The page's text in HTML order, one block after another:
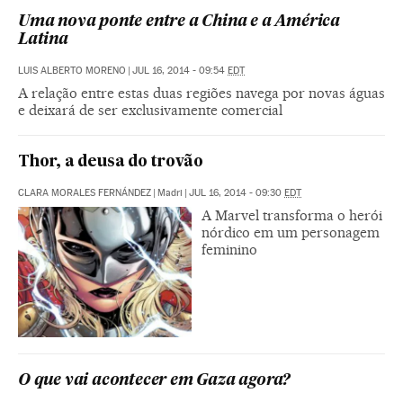
Uma nova ponte entre a China e a América
Latina
LUIS ALBERTO MORENO | JUL 16, 2014 - 09:54 EDT
A relação entre estas duas regiões navega por novas águas
e deixará de ser exclusivamente comercial
Thor, a deusa do trovão
CLARA MORALES FERNÁNDEZ | Madri | JUL 16, 2014 - 09:30 EDT
A Marvel transforma o herói
nórdico em um personagem
feminino
O que vai acontecer em Gaza agora?